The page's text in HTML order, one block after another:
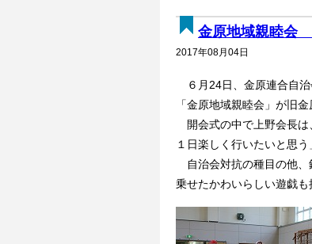
金原地域親睦会
2017年08月04日
６月24日、金原連合自治
「金原地域親睦会」が旧
開会式の中で上野会長は
１日楽しく行いたいと思う
自治会対抗の種目の他、
乗せたかわいらしい遊戯